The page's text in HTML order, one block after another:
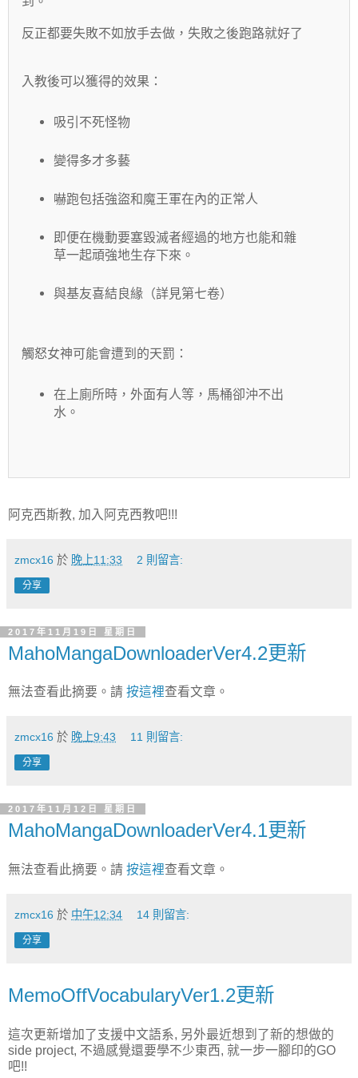
反正都要失敗不如放手去做，失敗之後跑路就好了
吸引不死怪物
變得多才多藝
嚇跑包括強盜和魔王軍在內的正常人
即便在機動要塞毀滅者經過的地方也能和雜
草一起頑強地生存下來。
與基友喜結良緣（詳見第七卷）
在上廁所時，外面有人等，馬桶卻沖不出
水。
阿克西斯教, 加入阿克西教吧!!!
zmcx16 於 晚上11:33 2 則留言:
分享
2017年11月19日 星期日
MahoMangaDownloaderVer4.2更新
無法查看此摘要。請 按這裡查看文章。
zmcx16 於 晚上9:43 11 則留言:
分享
2017年11月12日 星期日
MahoMangaDownloaderVer4.1更新
無法查看此摘要。請 按這裡查看文章。
zmcx16 於 中午12:34 14 則留言:
分享
MemoOffVocabularyVer1.2更新
這次更新增加了支援中文語系, 另外最近想到了新的想做的
side project, 不過感覺還要學不少東西, 就一步一腳印的GO
吧!!